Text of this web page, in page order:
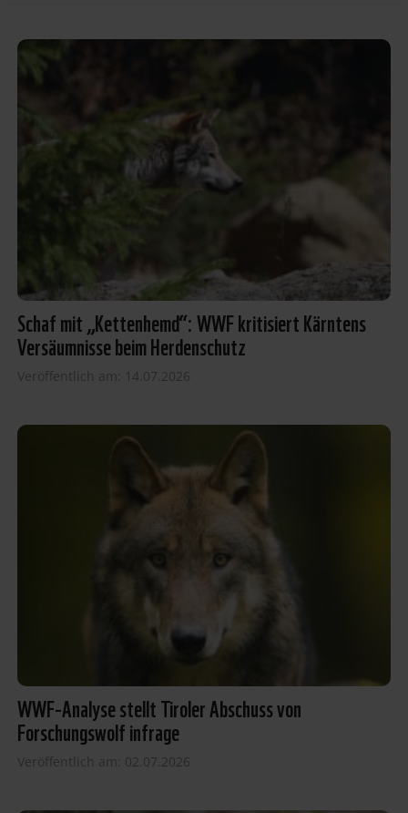
Schaf mit „Kettenhemd“: WWF kritisiert Kärntens
Versäumnisse beim Herdenschutz
Veröffentlich am: 14.07.2026
WWF-Analyse stellt Tiroler Abschuss von
Forschungswolf infrage
Veröffentlich am: 02.07.2026